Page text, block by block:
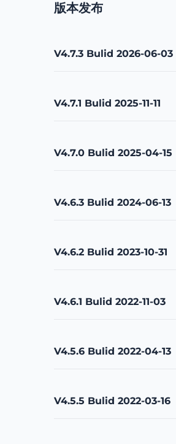
版本发布
V4.7.3 Bulid 2026-06-03
V4.7.1 Bulid 2025-11-11
V4.7.0 Bulid 2025-04-15
V4.6.3 Bulid 2024-06-13
V4.6.2 Bulid 2023-10-31
V4.6.1 Bulid 2022-11-03
V4.5.6 Bulid 2022-04-13
V4.5.5 Bulid 2022-03-16